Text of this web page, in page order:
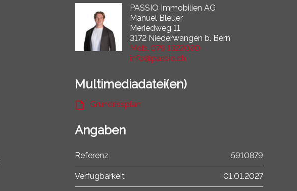
PASSIO Immobilien AG
Manuel Bleuer
Meriedweg 11
3172 Niederwangen b. Bern
Mob. 079 1322020
info@passio.ch
Multimediadatei(en)
Grundrissplan
Angaben
Referenz 5910879
Verfügbarkeit 01.01.2027